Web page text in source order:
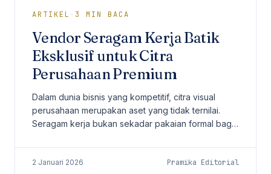
ARTIKEL · 3 MIN BACA
Vendor Seragam Kerja Batik
Eksklusif untuk Citra
Perusahaan Premium
Dalam dunia bisnis yang kompetitif, citra visual
perusahaan merupakan aset yang tidak ternilai.
Seragam kerja bukan sekadar pakaian formal bagi
2 Januari 2026 Pramika Editorial